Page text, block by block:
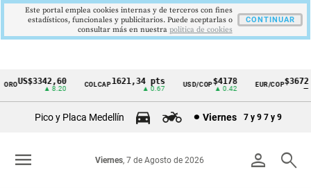
Cintillo
Colombia
US$3342,60
▲ 8.20
COLCAP1621,34 pts
▲ 0.67
USD/COP$4178
▲ 0.42
EUR/COP$3672
Pico y Placa Medellín Viernes 7 y 9 7 y 9
person search
Viernes, 7 de Agosto de 2026
menu
Este portal emplea cookies internas y de terceros con fines
estadísticos, funcionales y publicitarios. Puede aceptarlas o
consultar más en nuestra politica de cookies
CONTINUAR